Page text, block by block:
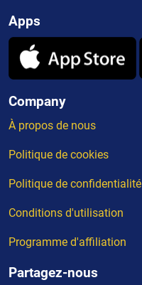
Apps
Company
À propos de nous
Politique de cookies
Politique de confidentialité
Conditions d'utilisation
Programme d'affiliation
Partagez-nous